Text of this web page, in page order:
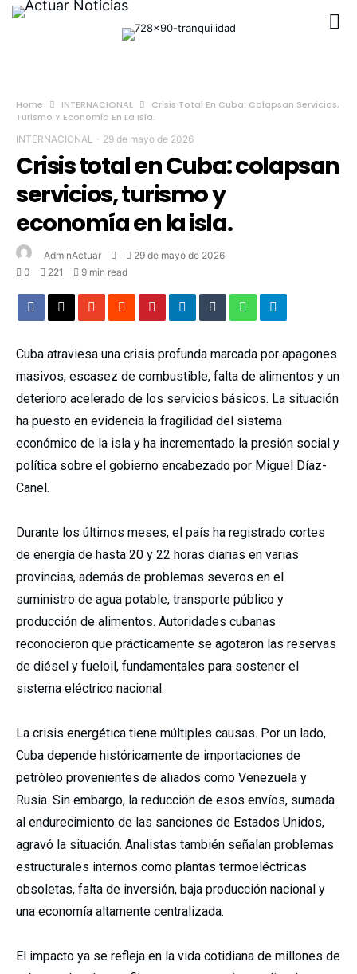
Home INTERNACIONAL
Crisis Total En Cuba: Colapsan Servicios,
Turismo Y Economía En La Isla.
INTERNACIONAL - 29 de mayo de 2026
Crisis total en Cuba: colapsan
servicios, turismo y
economía en la isla.
AdminActuar
29 de mayo de 2026
0
221 9 min read
Cuba atraviesa una crisis profunda marcada por apagones
masivos, escasez de combustible, falta de alimentos y un
deterioro acelerado de los servicios básicos. La situación
ha puesto en evidencia la fragilidad del sistema
económico de la isla y ha incrementado la presión social y
política sobre el gobierno encabezado por Miguel Díaz-
Canel.
Durante los últimos meses, el país ha registrado cortes
de energía de hasta 20 y 22 horas diarias en varias
provincias, además de problemas severos en el
suministro de agua potable, transporte público y
producción de alimentos. Autoridades cubanas
reconocieron que prácticamente se agotaron las reservas
de diésel y fueloil, fundamentales para sostener el
sistema eléctrico nacional.
La crisis energética tiene múltiples causas. Por un lado,
Cuba depende históricamente de importaciones de
petróleo provenientes de aliados como Venezuela y
Rusia. Sin embargo, la reducción de esos envíos, sumada
al endurecimiento de las sanciones de Estados Unidos,
agravó la situación. Analistas también señalan problemas
estructurales internos como plantas termoeléctricas
obsoletas, falta de inversión, baja producción nacional y
una economía altamente centralizada.
El impacto ya se refleja en la vida cotidiana de millones de